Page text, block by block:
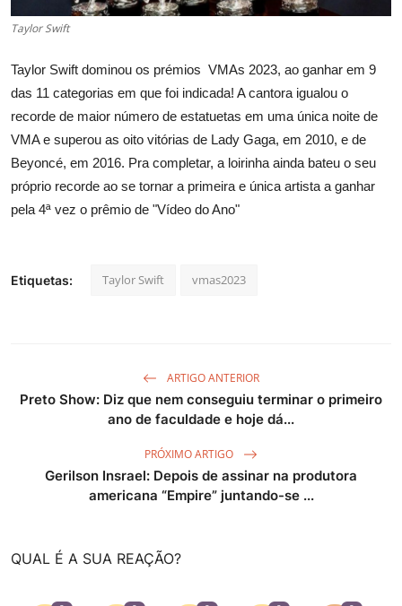
Taylor Swift
Taylor Swift dominou os prémios VMAs 2023, ao ganhar em 9
das 11 categorias em que foi indicada! A cantora igualou o
recorde de maior número de estatuetas em uma única noite de
VMA e superou as oito vitórias de Lady Gaga, em 2010, e de
Beyoncé, em 2016. Pra completar, a loirinha ainda bateu o seu
próprio recorde ao se tornar a primeira e única artista a ganhar
pela 4ª vez o prêmio de "Vídeo do Ano"
Etiquetas: Taylor Swift vmas2023
ARTIGO ANTERIOR
Preto Show: Diz que nem conseguiu terminar o primeiro
ano de faculdade e hoje dá...
PRÓXIMO ARTIGO
Gerilson Insrael: Depois de assinar na produtora
americana “Empire” juntando-se ...
QUAL É A SUA REAÇÃO?